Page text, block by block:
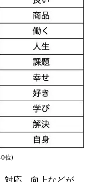
位)
応、向上などが、